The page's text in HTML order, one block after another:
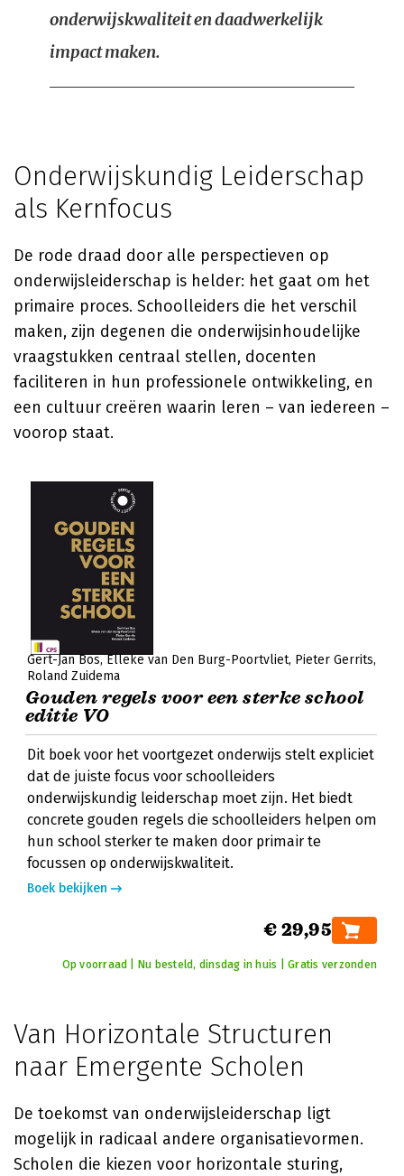
onderwijskwaliteit en daadwerkelijk
impact maken.
Onderwijskundig Leiderschap
als Kernfocus
De rode draad door alle perspectieven op
onderwijsleiderschap is helder: het gaat om het
primaire proces. Schoolleiders die het verschil
maken, zijn degenen die onderwijsinhoudelijke
vraagstukken centraal stellen, docenten
faciliteren in hun professionele ontwikkeling, en
een cultuur creëren waarin leren – van iedereen –
voorop staat.
Gert-Jan Bos Elleke van Den Burg-Poortvliet Pieter Gerrits
Roland Zuidema
Gouden regels voor een sterke school
editie VO
Dit boek voor het voortgezet onderwijs stelt expliciet
dat de juiste focus voor schoolleiders
onderwijskundig leiderschap moet zijn. Het biedt
concrete gouden regels die schoolleiders helpen om
hun school sterker te maken door primair te
focussen op onderwijskwaliteit.
Boek bekijken
€ 29,95
Op voorraad | Nu besteld, dinsdag in huis | Gratis verzonden
Van Horizontale Structuren
naar Emergente Scholen
De toekomst van onderwijsleiderschap ligt
mogelijk in radicaal andere organisatievormen.
Scholen die kiezen voor horizontale sturing,